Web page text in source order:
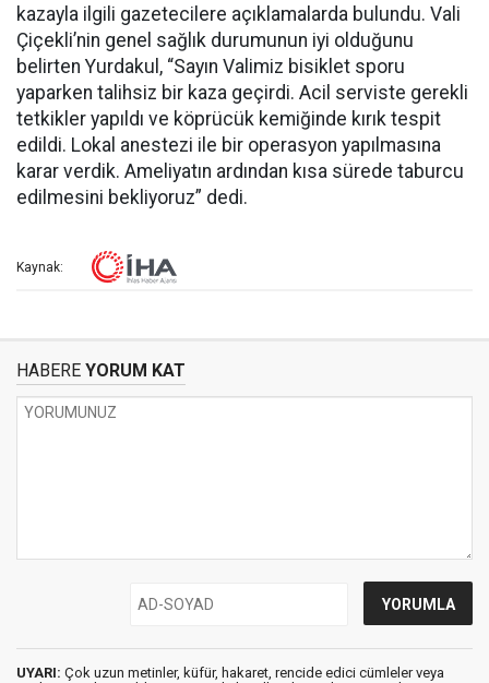
kazayla ilgili gazetecilere açıklamalarda bulundu. Vali
Çiçekli’nin genel sağlık durumunun iyi olduğunu
belirten Yurdakul, “Sayın Valimiz bisiklet sporu
yaparken talihsiz bir kaza geçirdi. Acil serviste gerekli
tetkikler yapıldı ve köprücük kemiğinde kırık tespit
edildi. Lokal anestezi ile bir operasyon yapılmasına
karar verdik. Ameliyatın ardından kısa sürede taburcu
edilmesini bekliyoruz” dedi.
Kaynak:
HABERE YORUM KAT
UYARI: Çok uzun metinler, küfür, hakaret, rencide edici cümleler veya